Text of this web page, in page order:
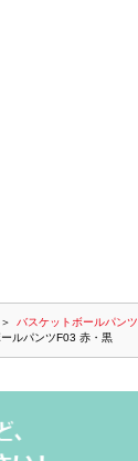
バスケットボールパンツ
ルパンツF03 赤・黒